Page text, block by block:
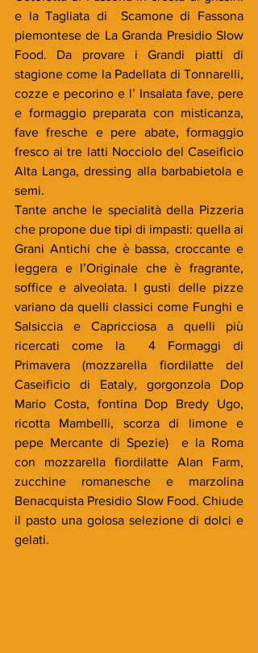
e la Tagliata di  Scamone di Fassona
piemontese de La Granda Presidio Slow
Food. Da provare i Grandi piatti di
stagione come la Padellata di Tonnarelli,
cozze e pecorino e l’ Insalata fave, pere
e formaggio preparata con misticanza,
fave fresche e pere abate, formaggio
fresco ai tre latti Nocciolo del Caseificio
Alta Langa, dressing alla barbabietola e
semi.
Tante anche le specialità della Pizzeria
che propone due tipi di impasti: quella ai
Grani Antichi che è bassa, croccante e
leggera e l’Originale che è fragrante,
soffice e alveolata. I gusti delle pizze
variano da quelli classici come Funghi e
Salsiccia e Capricciosa a quelli più
ricercati come la  4 Formaggi di
Primavera (mozzarella fiordilatte del
Caseificio di Eataly, gorgonzola Dop
Mario Costa, fontina Dop Bredy Ugo,
ricotta Mambelli, scorza di limone e
pepe Mercante di Spezie)  e la Roma
con mozzarella fiordilatte Alan Farm,
zucchine romanesche e marzolina
Benacquista Presidio Slow Food. Chiude
il pasto una golosa selezione di dolci e
gelati.